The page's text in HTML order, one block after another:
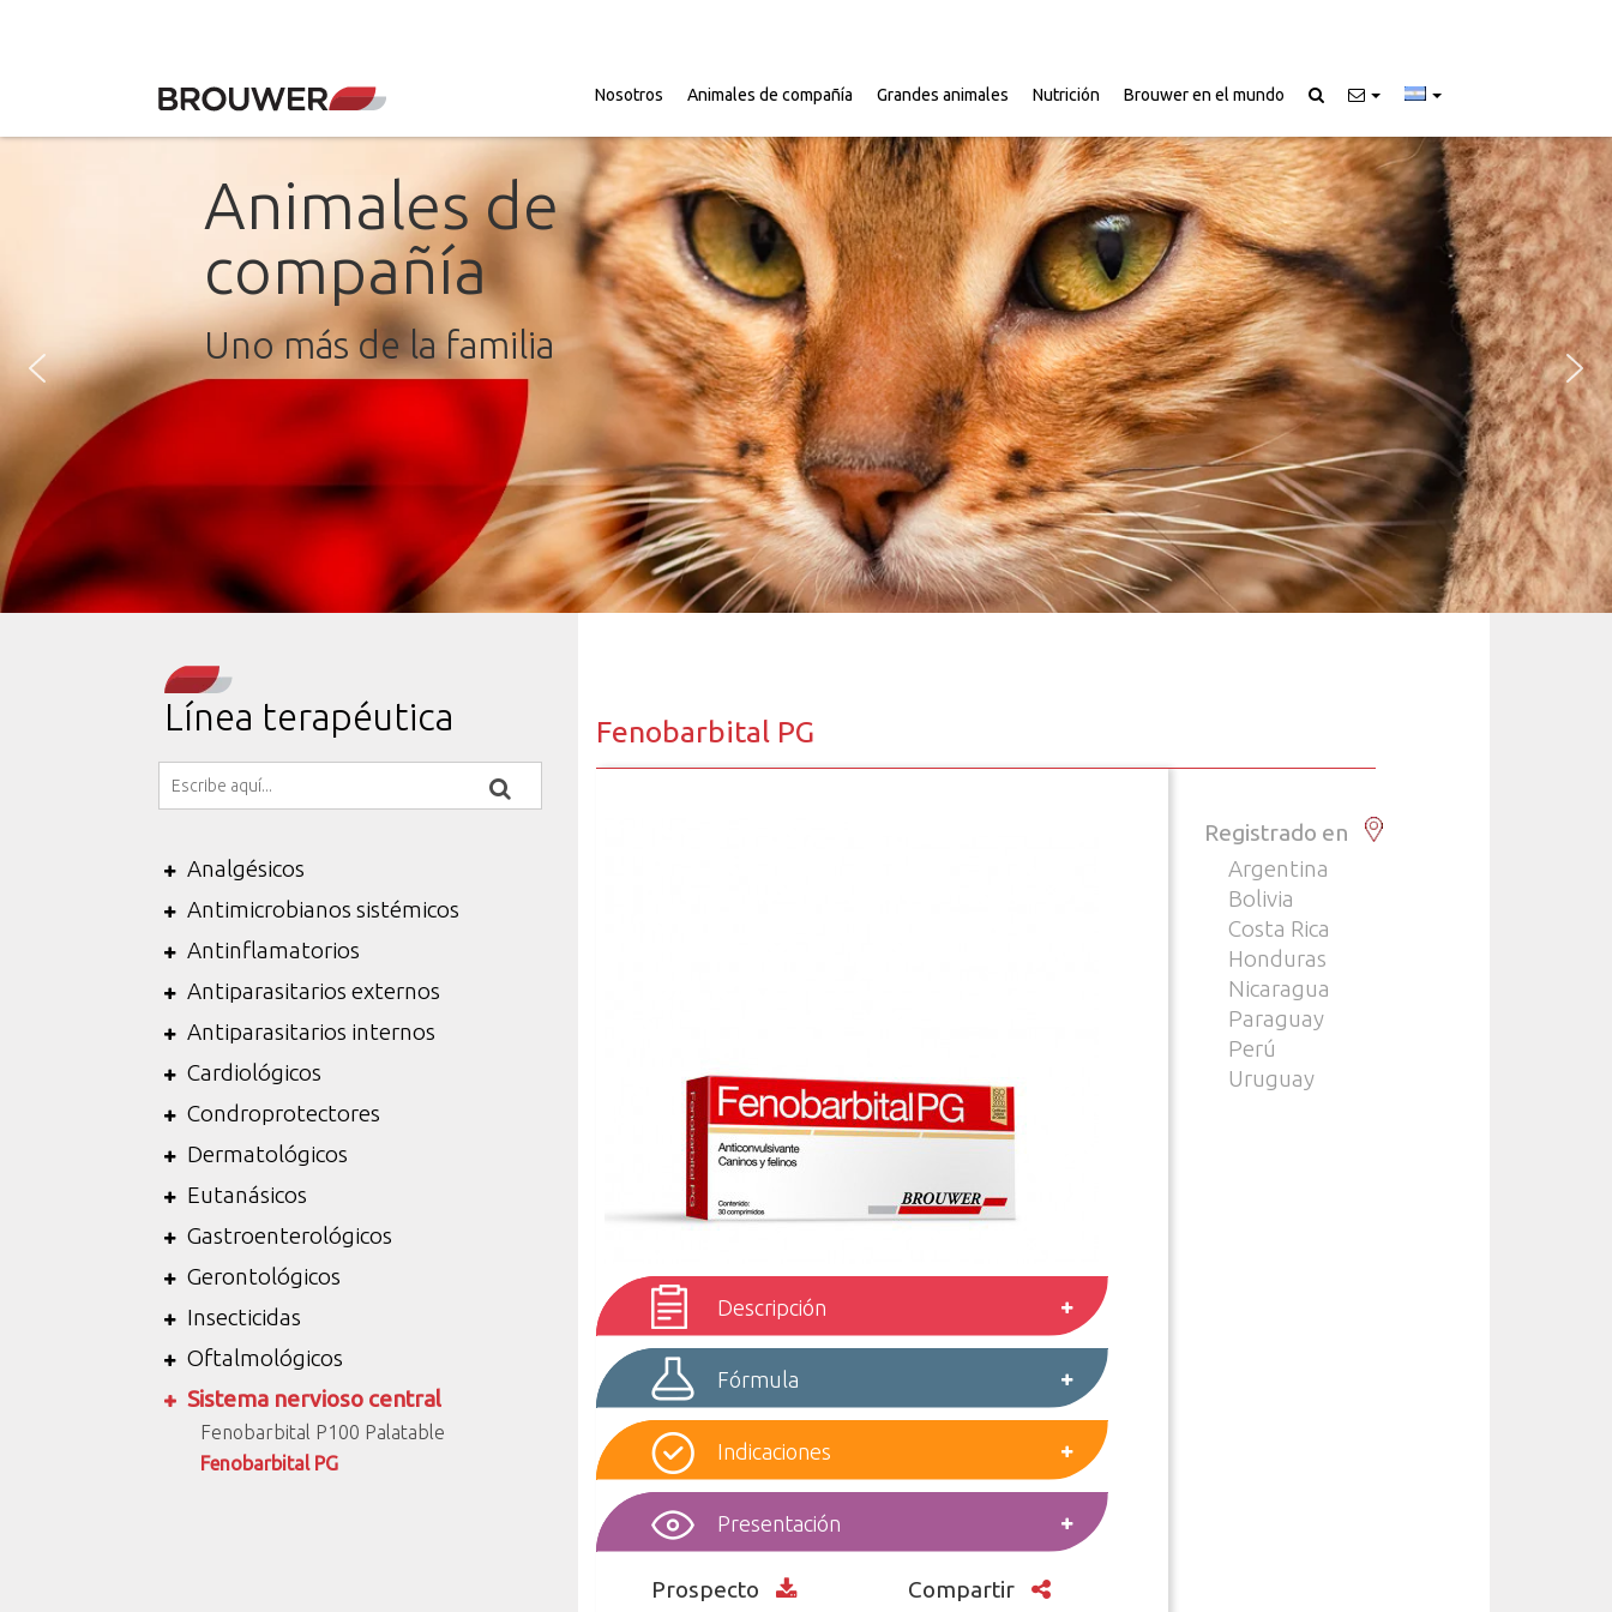
Nosotros Animales de compañía Grandes animales Nutrición Brouwer en el mundo
Animales de
compañía
Uno más de la familia
Línea terapéutica
Analgésicos
Antimicrobianos sistémicos
Antinflamatorios
Antiparasitarios externos
Antiparasitarios internos
Cardiológicos
Condroprotectores
Dermatológicos
Eutanásicos
Gastroenterológicos
Gerontológicos
Insecticidas
Oftalmológicos
Sistema nervioso central
Fenobarbital P100 Palatable
Fenobarbital PG
Fenobarbital PG
Descripción
Fórmula
Indicaciones
Presentación
Prospecto Compartir
Registrado en
Argentina
Bolivia
Costa Rica
Honduras
Nicaragua
Paraguay
Perú
Uruguay